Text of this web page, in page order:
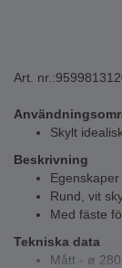
Art. nr.:
Skylt
Beskrivning
Egenskaper
Rund, vit
Med fäste
Tekniska data
Mått - ø